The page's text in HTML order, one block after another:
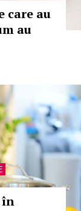
care au
au
în